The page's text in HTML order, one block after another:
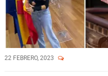
22 FEBRERO, 2023